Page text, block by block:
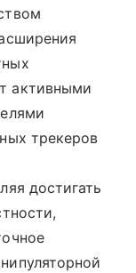
активными
трекеров
достигать